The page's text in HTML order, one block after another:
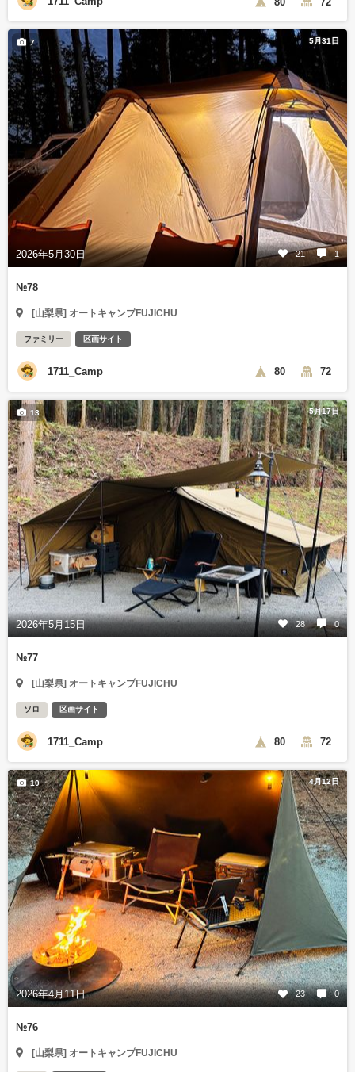
5月31日
2026年5月30日 21 1
7
№78
[山梨県] オートキャンプFUJICHU
ファミリー 区画サイト
1711_Camp 80 72
5月17日
2026年5月15日 28 0
13
№77
[山梨県] オートキャンプFUJICHU
ソロ 区画サイト
1711_Camp 80 72
4月12日
2026年4月11日 23 0
10
№76
[山梨県] オートキャンプFUJICHU